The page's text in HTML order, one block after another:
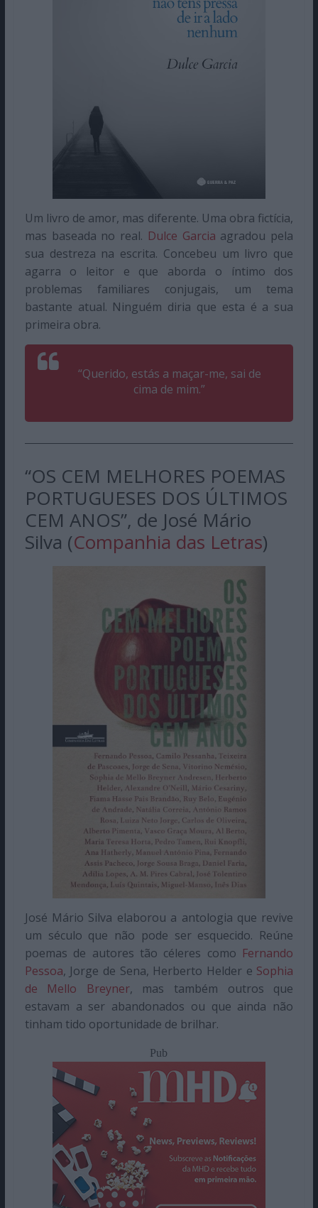
Um livro de amor, mas diferente. Uma obra fictícia,
mas baseada no real. Dulce Garcia agradou pela
sua destreza na escrita. Concebeu um livro que
agarra o leitor e que aborda o íntimo dos
problemas familiares conjugais, um tema
bastante atual. Ninguém diria que esta é a sua
primeira obra.
“Querido, estás a maçar-me, sai de
cima de mim.”
“OS CEM MELHORES POEMAS
PORTUGUESES DOS ÚLTIMOS
CEM ANOS”, de José Mário
Silva (Companhia das Letras)
José Mário Silva elaborou a antologia que revive
um século que não pode ser esquecido. Reúne
poemas de autores tão céleres como Fernando
Pessoa, Jorge de Sena, Herberto Helder e Sophia
de Mello Breyner, mas também outros que
estavam a ser abandonados ou que ainda não
tinham tido oportunidade de brilhar.
Pub